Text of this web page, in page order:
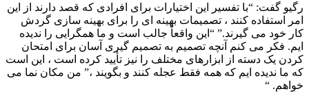
رگیو گفت: “با تفسیر این اختیارات برای افرادی که قصد دارند از این
امر استفاده کنند ، تصمیمات بهینه ای را برای بهینه سازی گردش
کار خود می گیرند.” “این واقعاً جالب است و ما همگرایی را ندیده
ایم. فکر می کنم آنچه تصمیم به تصمیم گیری آسان برای امتحان
کردن یک دسته از ابزارهای مختلف را نیز تأیید کرده است ، این است
که ما ندیده ایم که همه فقط عجله کنند و بگویند ،” من مکان نما می
خواهم. “